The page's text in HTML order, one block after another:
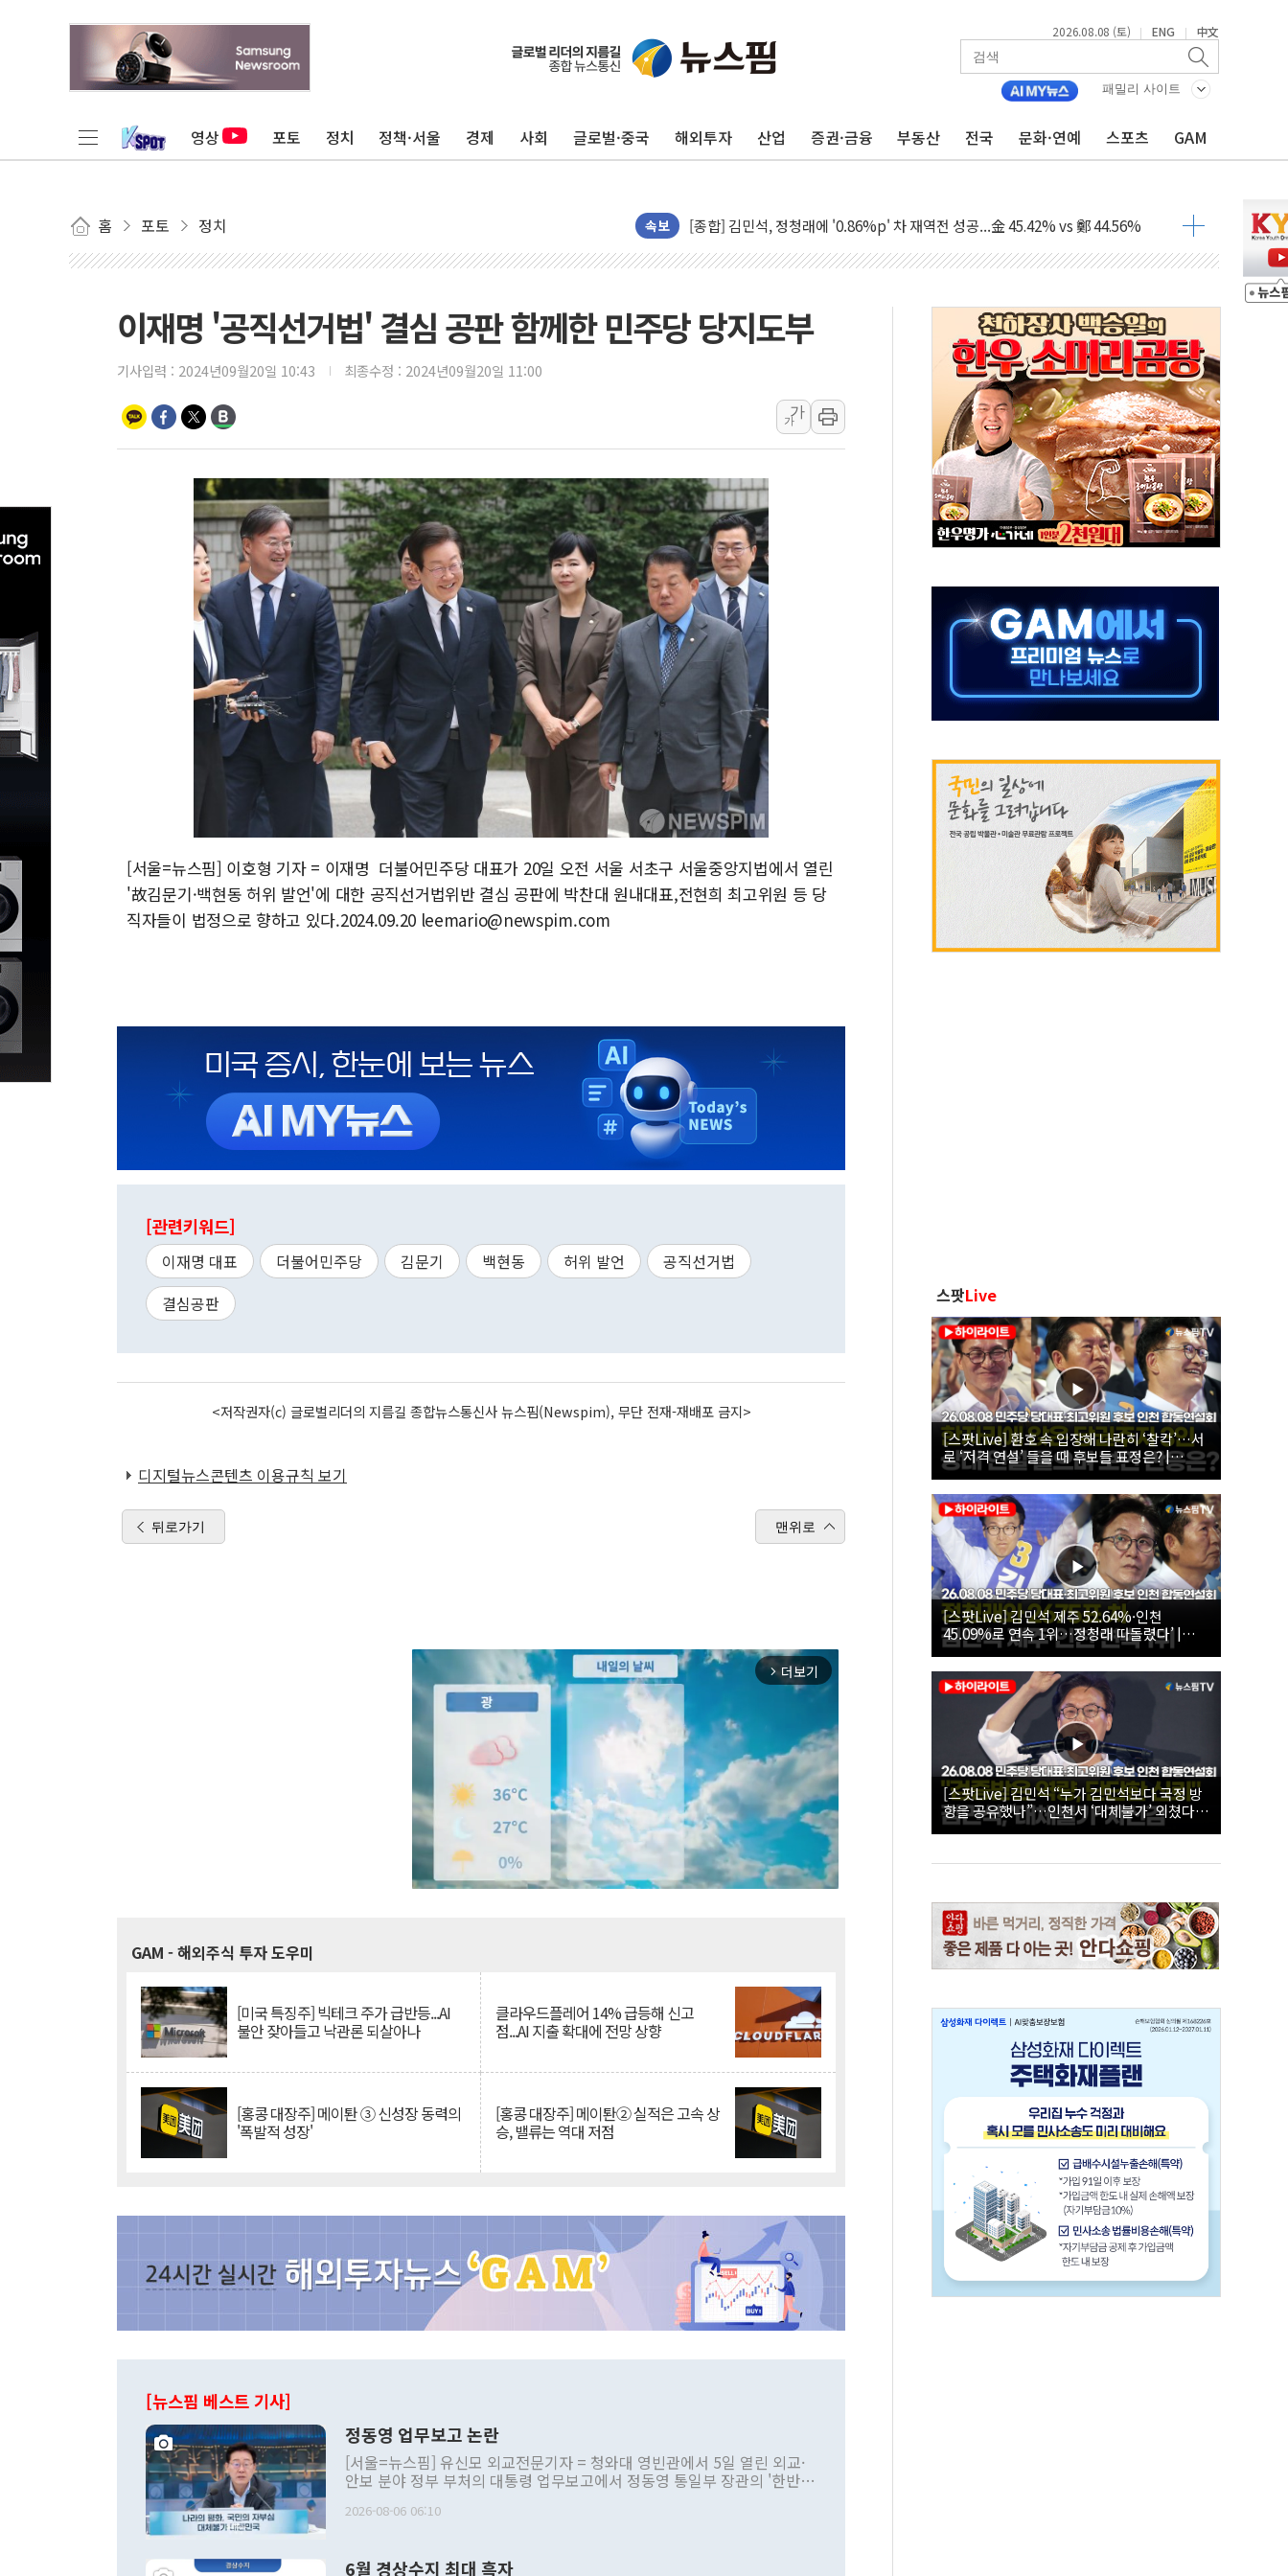
2026.08.08 (토) | ENG | 中文
패밀리 사이트
영상 포토 정치 정책·서울 경제 사회 글로벌·중국 해외투자 산업 증권·금융 부동산 전국 문화·연예 스포츠 GAM
홈 포토 정치 속보
포항시 재난예산 40억 긴급 투입…고수온 양식장 복구·지원 '총력'
울진·영덕 '호우특보'-포항 '산사태 주의보'...경북도, 호우 피해·통제구간 없어
인천 합동연설회 나선 송영길·정청래·김민석 당대표 후보
김민석, 2주차 제주·인천 경선서 정청래에 승리...47.75% vs 42.08%
[속보] 민주, 제주·인천 경선 결과 발표...김민석 47.75% 정청래 42.08%
[속보] 민주, 인천 경선 결과 발표...김민석 45.09% 정청래 43.27% 송영길 11.63%
[속보] 민주, 제주 경선 결과 발표...김민석 52.64% 정청래 39.89% 송영길 7.47%
이번주 국내 주요 금융일정(8.10~8.14)
美, 이란전 출구전략 만지작…공습 한계·탄약 부족 현실화
강릉·동해·삼척 시간당 최대 50㎜ 폭우…강원 동해안 강한 비 이어져
폐기물 수거하다 참변…60대 환경미화원 수거차에 치여 사망
서울 중랑구 주택가서 흉기 난동…60대 남성 2명 숨져
李대통령 "결혼 때문에 손해 보는 일 없게"…'결혼 페널티' 22개 과제 손본다
여수 오동도 인근 해상서 모터보트 전복…1명 사망·1명 실종
추미애, '위안부' 피해자 기림의 날 참석..."국제적 시민 연대로 목소리 내야"
인천 선재도 갯벌서 해루질 중 실종 60대 나흘만에 숨진 채 발견
인천서 말다툼 중 어머니 흉기 살해 10대 아들 체포
'화합' 꺼낸 김민석에 '뻔뻔' 받아친 정청래…제주 연설서 신경전 고조
이재명 '공직선거법' 결심 공판 함께한 민주당 당지도부
기사입력 : 2024년09월20일 10:43 최종수정 : 2024년09월20일 11:00
가
가
[서울=뉴스핌] 이호형 기자 = 이재명 더불어민주당 대표가 20일 오전 서울 서초구 서울중앙지법에서 열린
'故김문기·백현동 허위 발언'에 대한 공직선거법위반 결심 공판에 박찬대 원내대표,전현희 최고위원 등 당
직자들이 법정으로 향하고 있다.2024.09.20 leemario@newspim.com
[관련키워드]
이재명 대표 더불어민주당 김문기 백현동 허위 발언
공직선거법
결심공판
<저작권자(c) 글로벌리더의 지름길 종합뉴스통신사 뉴스핌(Newspim), 무단 전재-재배포 금지>
디지털뉴스콘텐츠 이용규칙 보기
뒤로가기 맨위로
arrow_forward_ios 더보기
GAM - 해외주식 투자 도우미
[미국 특징주] 빅테크 주가 급반등...AI
불안 잦아들고 낙관론 되살아나
클라우드플레어 14% 급등해 신고
점...AI 지출 확대에 전망 상향
[홍콩 대장주] 메이퇀 ③ 신성장 동력의
'폭발적 성장'
[홍콩 대장주] 메이퇀② 실적은 고속 상
승, 밸류는 역대 저점
[뉴스핌 베스트 기사]
정동영 업무보고 논란
[서울=뉴스핌] 유신모 외교전문기자 = 청와대 영빈관에서 5일 열린 외교·
안보 분야 정부 부처의 대통령 업무보고에서 정동영 통일부 장관의 '한반도
발언 중에는 정부 내 조율을 거치지 않은 사안을 정책으로 추진하겠다고 공
2026-08-06 06:10
6월 경상수지 최대 흑자
스팟Live
[스팟Live] 환호 속 입장해 나란히 ‘찰칵’…서
로 ‘저격 연설’ 들을 때 후보들 표정은? |
26.08.08 더불어민주당 당대표·최고위원 후
보 인천 합동연설회
[스팟Live] 김민석 제주 52.64%·인천
45.09%로 연속 1위…정청래 따돌렸다’ |
26.08.08 더불어민주당 당대표·최고위원 후
보 인천 합동연설회
[스팟Live] 김민석 “누가 김민석보다 국정 방
향을 공유했나”…인천서 ‘대체불가’ 외쳤다 |
26.08.08 더불어민주당 당대표·최고위원 후